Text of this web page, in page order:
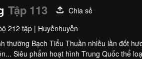
Tập 113
Chia sẻ
212 tập | Huyềnhuyễn
thường Bạch Tiểu Thuần nhiều lần đốt
Siêu phẩm hoạt hình Trung Quốc thể